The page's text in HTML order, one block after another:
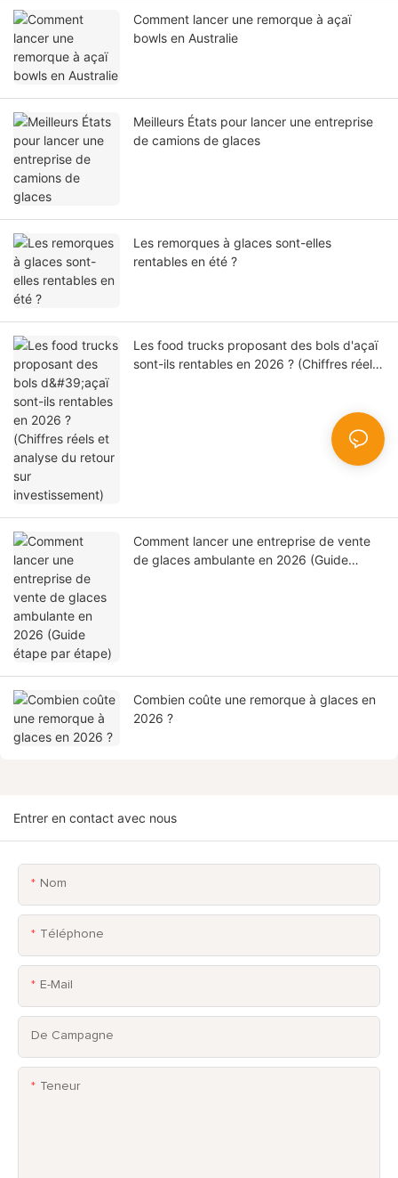
Comment lancer une remorque à açaï
bowls en Australie
Meilleurs États pour lancer une entreprise
de camions de glaces
Les remorques à glaces sont-elles
rentables en été ?
Les food trucks proposant des bols d'açaï
sont-ils rentables en 2026 ? (Chiffres réels
Comment lancer une entreprise de vente
de glaces ambulante en 2026 (Guide
Combien coûte une remorque à glaces en
2026 ?
Entrer en contact avec nous
Nom
Téléphone
E-Mail
De Campagne
Teneur